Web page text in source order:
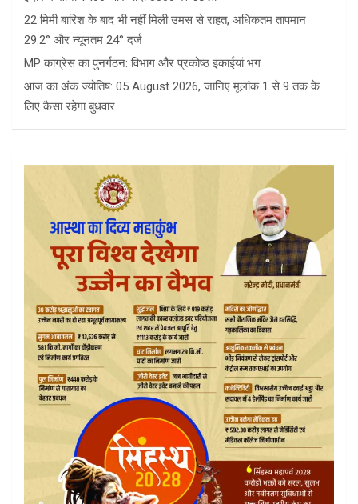
22 मिमी बारिश के बाद भी नहीं मिली उमस से राहत, अधिकतम तापमान
29.2° और न्यूनतम 24° दर्ज
MP कांग्रेस का पुनर्गठन: विभाग और प्रकोष्ठ इकाईयां भंग
आज का अंक ज्योतिष: 05 August 2026, जानिए मूलांक 1 से 9 तक के
लिए कैसा रहेगा बुधवार